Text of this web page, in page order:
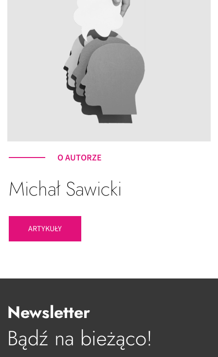
O AUTORZE
Michał Sawicki
ARTYKUŁY
Newsletter
Bądź na bieżąco!